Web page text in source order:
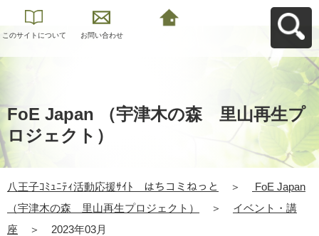
このサイトについて お問い合わせ
FoE Japan （宇津木の森 里山再生プ
ロジェクト）
八王子ｺﾐｭﾆﾃｨ活動応援ｻｲﾄ はちコミねっと ＞
FoE Japan
（宇津木の森 里山再生プロジェクト）
＞
イベント・講
座
＞ 2023年03月